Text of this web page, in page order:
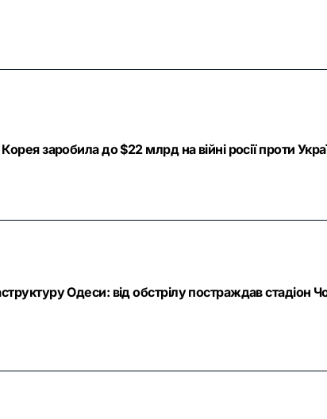
заробила до $22 млрд на війні росії проти
Одеси: від обстрілу постраждав стадіон